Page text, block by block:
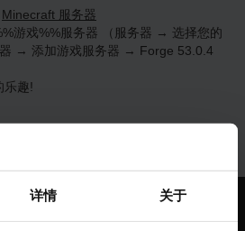
详情 关于
Minecraft 服务器
游戏%%服务器 （服务器 → 选择您的
→ 添加游戏服务器 → Forge 53.0.4
乐趣!